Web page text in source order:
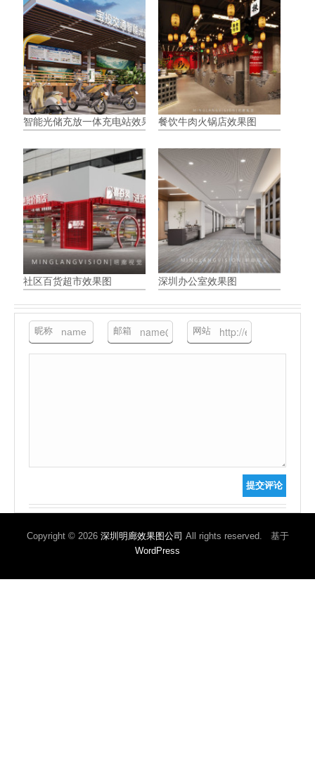
智能光储充放一体充电站效果图表现餐饮牛肉火锅店效果图
社区百货超市效果图 深圳办公室效果图
昵称 邮箱 网站
提交评论
Copyright © 2026 深圳明廊效果图公司 All rights reserved. 基于
WordPress